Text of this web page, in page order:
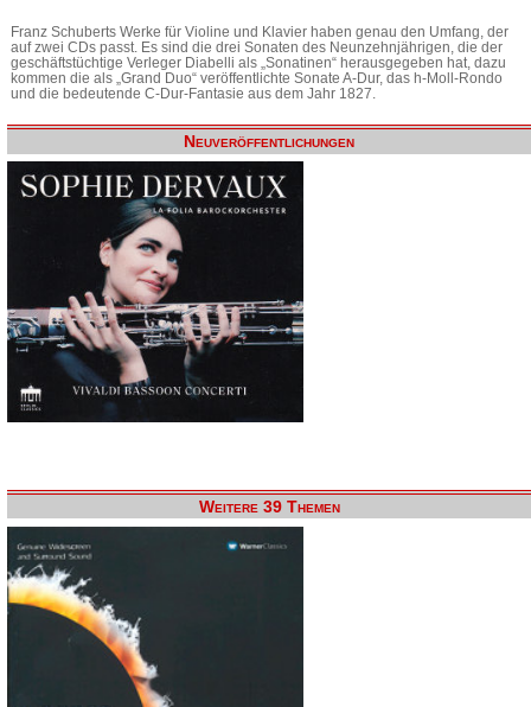
Franz Schuberts Werke für Violine und Klavier haben genau den Umfang, der
auf zwei CDs passt. Es sind die drei Sonaten des Neunzehnjährigen, die der
geschäftstüchtige Verleger Diabelli als „Sonatinen“ herausgegeben hat, dazu
kommen die als „Grand Duo“ veröffentlichte Sonate A-Dur, das h-Moll-Rondo
und die bedeutende C-Dur-Fantasie aus dem Jahr 1827.
Neuveröffentlichungen
Weitere 39 Themen